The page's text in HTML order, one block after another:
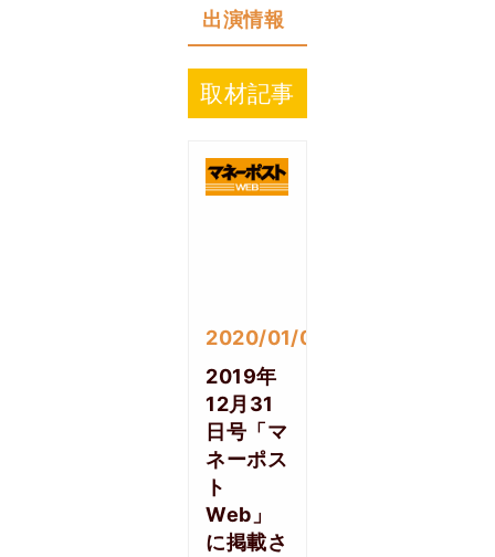
出演情報
取材記事
2020/01/06
2019年
12月31
日号「マ
ネーポス
ト
Web」
に掲載さ